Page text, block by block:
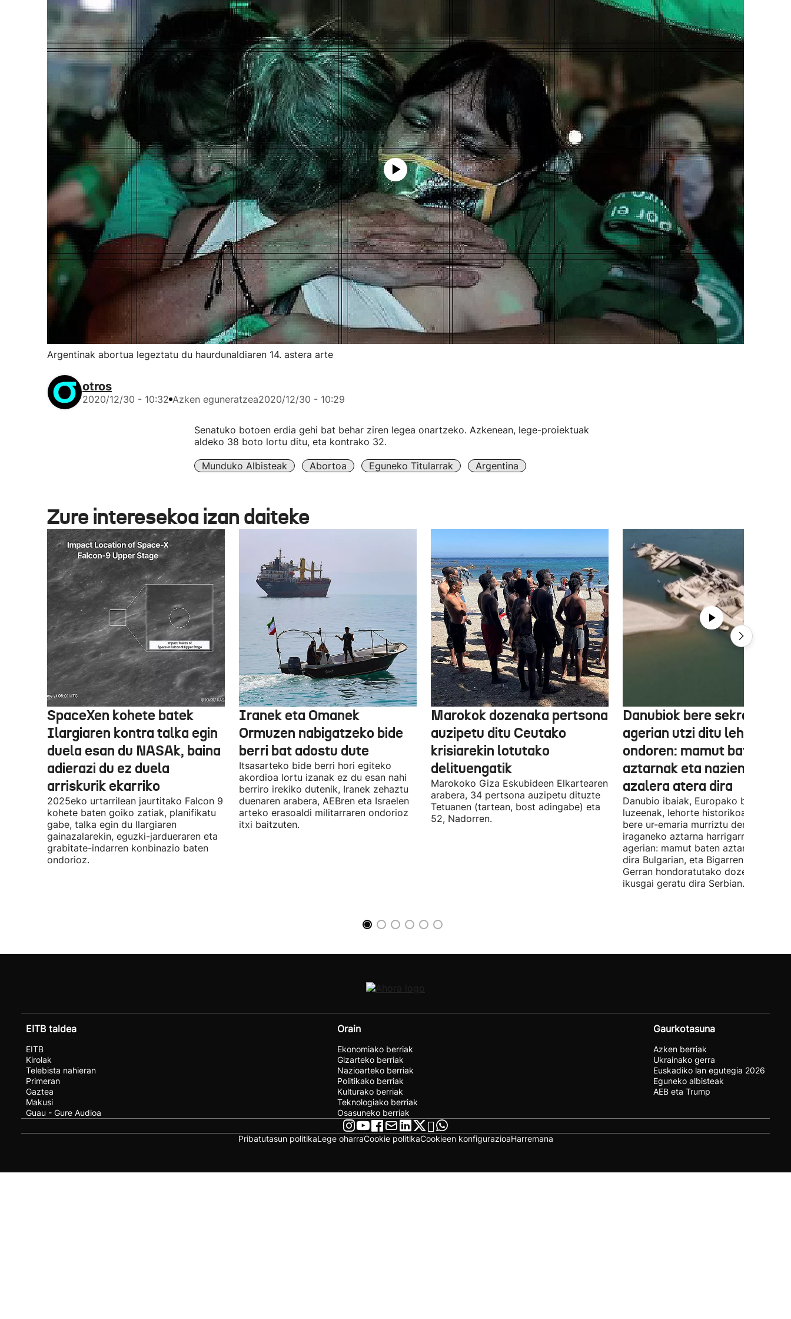
Argentinak abortua legeztatu du haurdunaldiaren 14. astera arte
otros
2020/12/30 - 10:32 Azken eguneratzea2020/12/30 - 10:29
Senatuko botoen erdia gehi bat behar ziren legea onartzeko. Azkenean, lege-proiektuak
aldeko 38 boto lortu ditu, eta kontrako 32.
Munduko Albisteak Abortoa Eguneko Titularrak Argentina
Zure interesekoa izan daiteke
SpaceXen kohete batek
Ilargiaren kontra talka egin
duela esan du NASAk, baina
adierazi du ez duela
arriskurik ekarriko
2025eko urtarrilean jaurtitako Falcon 9
kohete baten goiko zatiak, planifikatu
gabe, talka egin du Ilargiaren
gainazalarekin, eguzki-jardueraren eta
grabitate-indarren konbinazio baten
ondorioz.
Iranek eta Omanek
Ormuzen nabigatzeko bide
berri bat adostu dute
Itsasarteko bide berri hori egiteko
akordioa lortu izanak ez du esan nahi
berriro irekiko dutenik, Iranek zehaztu
duenaren arabera, AEBren eta Israelen
arteko erasoaldi militarraren ondorioz
itxi baitzuten.
Marokok dozenaka pertsona
auzipetu ditu Ceutako
krisiarekin lotutako
delituengatik
Marokoko Giza Eskubideen Elkartearen
arabera, 34 pertsona auzipetu dituzte
Tetuanen (tartean, bost adingabe) eta
52, Nadorren.
Danubiok bere sekretuak
agerian utzi ditu
ondoren: mamut baten
aztarnak eta nazien
azalera atera dira
Danubio ibaiak, Europako bigarren
luzeenak, lehorte historikoa bizi du,
bere ur-emaria murriztu denez,
iraganeko aztarna harrigarriak utzi
agerian: mamut baten aztarnak
dira Bulgarian, eta Bigarren Mundu
Gerran hondoratutako dozenaka
ikusgai geratu dira Serbian.
EITB taldea
EITB
Kirolak
Telebista nahieran
Primeran
Gaztea
Makusi
Guau - Gure Audioa
Orain
Ekonomiako berriak
Gizarteko berriak
Nazioarteko berriak
Politikako berriak
Kulturako berriak
Teknologiako berriak
Osasuneko berriak
Gaurkotasuna
Azken berriak
Ukrainako gerra
Euskadiko lan egutegia 2026
Eguneko albisteak
AEB eta Trump
Pribatutasun politikaLege oharraCookie politikaCookieen konfigurazioaHarremana